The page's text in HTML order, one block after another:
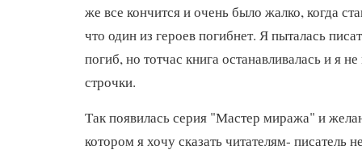
же все кончится и очень было жалко, когда
что один из героев погибнет. Я пыталась
погиб, но тотчас книга останавливалась и я
строчки.
Так появилась серия "Мастер миража" и
котором я хочу сказать читателям- писатель